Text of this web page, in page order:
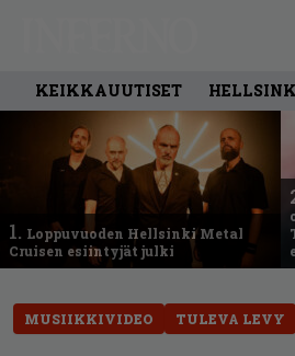
KEIKKAUUTISET
1. Loppuvuoden Hellsinki Metal
Cruisen esiintyjät julki
MUSIIKKIVIDEO TULEVA LEVY